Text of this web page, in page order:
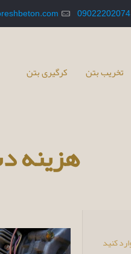
09022202074
تخریب بتن کرگیری بتن
هزینه